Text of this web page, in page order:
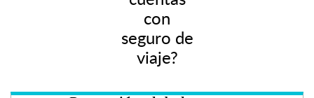
con
seguro de
viaje?